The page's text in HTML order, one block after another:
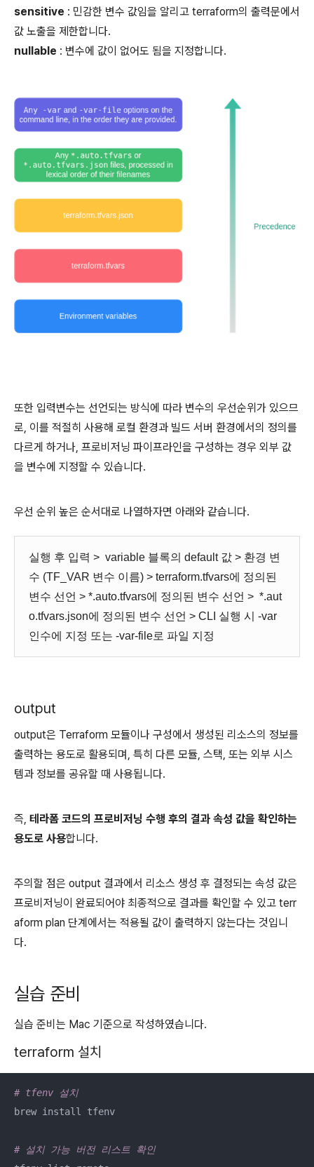
sensitive : 민감한 변수 값임을 알리고 terraform의 출력문에서
값 노출을 제한합니다.
nullable : 변수에 값이 없어도 됨을 지정합니다.
또한 입력변수는 선언되는 방식에 따라 변수의 우선순위가 있으므
로, 이를 적절히 사용해 로컬 환경과 빌드 서버 환경에서의 정의를
다르게 하거나, 프로비저닝 파이프라인을 구성하는 경우 외부 값
을 변수에 지정할 수 있습니다.
우선 순위 높은 순서대로 나열하자면 아래와 같습니다.
실행 후 입력 > variable 블록의 default 값 > 환경 변
수 (TF_VAR 변수 이름) > terraform.tfvars에 정의된
변수 선언 > *.auto.tfvars에 정의된 변수 선언 > *.aut
o.tfvars.json에 정의된 변수 선언 > CLI 실행 시 -var
인수에 지정 또는 -var-file로 파일 지정
output
output은 Terraform 모듈이나 구성에서 생성된 리소스의 정보를
출력하는 용도로 활용되며, 특히 다른 모듈, 스택, 또는 외부 시스
템과 정보를 공유할 때 사용됩니다.
즉, 테라폼 코드의 프로비저닝 수행 후의 결과 속성 값을 확인하는
용도로 사용합니다.
주의할 점은 output 결과에서 리소스 생성 후 결정되는 속성 값은
프로비저닝이 완료되어야 최종적으로 결과를 확인할 수 있고 terr
aform plan 단계에서는 적용될 값이 출력하지 않는다는 것입니
다.
실습 준비
실습 준비는 Mac 기준으로 작성하였습니다.
terraform 설치
# tfenv 설치
brew install tfenv
# 설치 가능 버전 리스트 확인